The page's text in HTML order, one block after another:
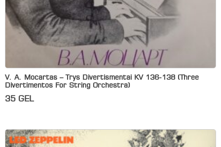
V. A. Mocartas – Trys Divertismentai KV 136-138 (Three
Divertimentos For String Orchestra)
35 GEL